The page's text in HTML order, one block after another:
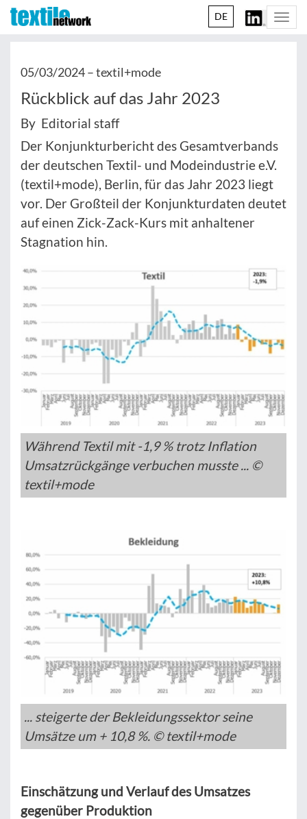
DE
05/03/2024 –textil+mode
Rückblick auf das Jahr 2023
By Editorial staff
Der Konjunkturbericht des Gesamtverbands
der deutschen Textil- und Modeindustrie e.V.
(textil+mode), Berlin, für das Jahr 2023 liegt
vor. Der Großteil der Konjunkturdaten deutet
auf einen Zick-Zack-Kurs mit anhaltener
Stagnation hin.
Während Textil mit -1,9 % trotz Inflation
Umsatzrückgänge verbuchen musste ... ©
textil+mode
... steigerte der Bekleidungssektor seine
Umsätze um + 10,8 %. © textil+mode
Einschätzung und Verlauf des Umsatzes
gegenüber Produktion